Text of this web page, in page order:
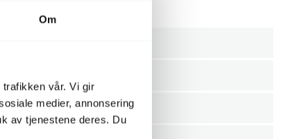
Om
vår. Vi gir
medier, annonsering
av tjenestene deres. Du
20